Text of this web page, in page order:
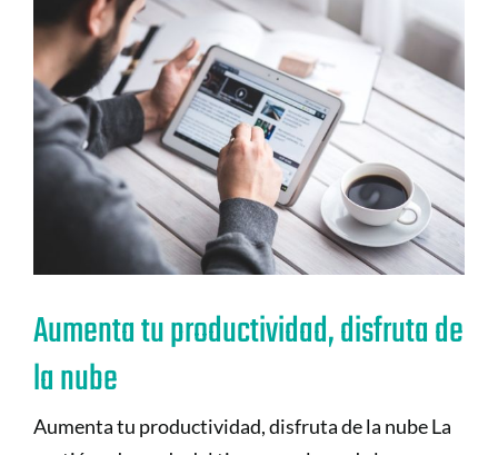
Aumenta tu productividad, disfruta de
la nube
Aumenta tu productividad, disfruta de la nube La